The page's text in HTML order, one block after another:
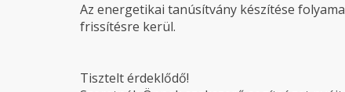
Az energetikai tanúsítvány készítése
frissítésre kerül.
Tisztelt érdeklődő!